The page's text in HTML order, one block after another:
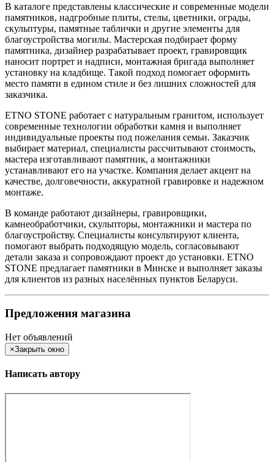
В каталоге представлены классические и современные модели
памятников, надгробные плиты, стелы, цветники, ограды,
скульптуры, памятные таблички и другие элементы для
благоустройства могилы. Мастерская подбирает форму
памятника, дизайнер разрабатывает проект, гравировщик
наносит портрет и надписи, монтажная бригада выполняет
установку на кладбище. Такой подход помогает оформить
место памяти в едином стиле и без лишних сложностей для
заказчика.
ETNO STONE работает с натуральным гранитом, использует
современные технологии обработки камня и выполняет
индивидуальные проекты под пожелания семьи. Заказчик
выбирает материал, специалисты рассчитывают стоимость,
мастера изготавливают памятник, а монтажники
устанавливают его на участке. Компания делает акцент на
качестве, долговечности, аккуратной гравировке и надежном
монтаже.
В команде работают дизайнеры, гравировщики,
камнеобработчики, скульпторы, монтажники и мастера по
благоустройству. Специалисты консультируют клиента,
помогают выбрать подходящую модель, согласовывают
детали заказа и сопровождают проект до установки. ETNO
STONE предлагает памятники в Минске и выполняет заказы
для клиентов из разных населённых пунктов Беларуси.
Предложения магазина
Нет объявлений
×Закрыть окно
Написать автору